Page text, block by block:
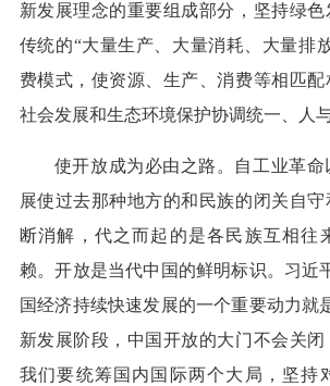
新发展理念的重要组成部分，坚持绿
传统的“大量生产、大量消耗、大量排
费模式，使资源、生产、消费等相匹
社会发展和生态环境保护协调统一、人
使开放成为必由之路。自工业革
展使过去那种地方的和民族的闭关自
断消解，代之而起的是各民族互相往
赖。开放是当代中国的鲜明标识。习近
国经济持续快速发展的一个重要动力就
新发展阶段，中国开放的大门不会关闭
我们要统筹国内国际两个大局，坚持